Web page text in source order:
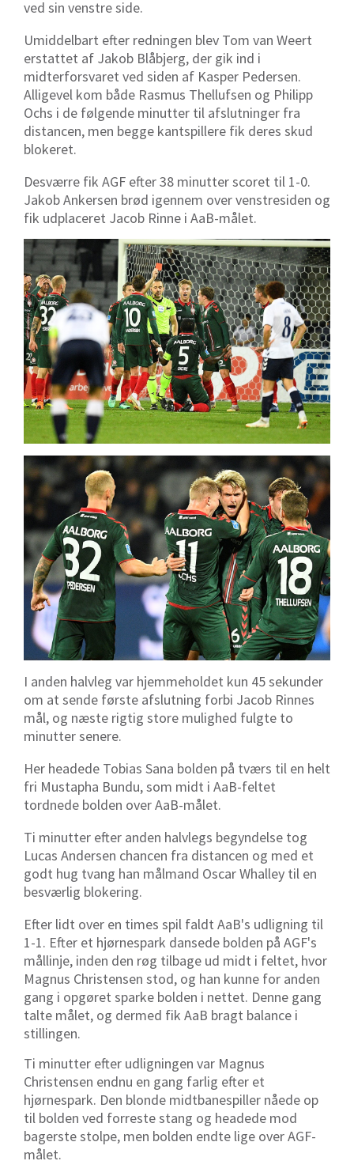
ved sin venstre side.
Umiddelbart efter redningen blev Tom van Weert
erstattet af Jakob Blåbjerg, der gik ind i
midterforsvaret ved siden af Kasper Pedersen.
Alligevel kom både Rasmus Thellufsen og Philipp
Ochs i de følgende minutter til afslutninger fra
distancen, men begge kantspillere fik deres skud
blokeret.
Desværre fik AGF efter 38 minutter scoret til 1-0.
Jakob Ankersen brød igennem over venstresiden og
fik udplaceret Jacob Rinne i AaB-målet.
I anden halvleg var hjemmeholdet kun 45 sekunder
om at sende første afslutning forbi Jacob Rinnes
mål, og næste rigtig store mulighed fulgte to
minutter senere.
Her headede Tobias Sana bolden på tværs til en helt
fri Mustapha Bundu, som midt i AaB-feltet
tordnede bolden over AaB-målet.
Ti minutter efter anden halvlegs begyndelse tog
Lucas Andersen chancen fra distancen og med et
godt hug tvang han målmand Oscar Whalley til en
besværlig blokering.
Efter lidt over en times spil faldt AaB's udligning til
1-1. Efter et hjørnespark dansede bolden på AGF's
mållinje, inden den røg tilbage ud midt i feltet, hvor
Magnus Christensen stod, og han kunne for anden
gang i opgøret sparke bolden i nettet. Denne gang
talte målet, og dermed fik AaB bragt balance i
stillingen.
Ti minutter efter udligningen var Magnus
Christensen endnu en gang farlig efter et
hjørnespark. Den blonde midtbanespiller nåede op
til bolden ved forreste stang og headede mod
bagerste stolpe, men bolden endte lige over AGF-
målet.